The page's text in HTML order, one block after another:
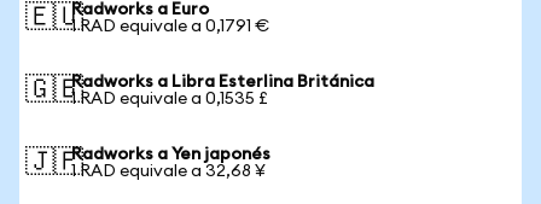
🇪🇺Radworks a Euro
1 RAD equivale a 0,1791 €
🇬🇧Radworks a Libra Esterlina Británica
1 RAD equivale a 0,1535 £
🇯🇵Radworks a Yen japonés
1 RAD equivale a 32,68 ¥